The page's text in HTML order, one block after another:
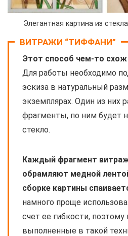
Элегантная картина из
ВИТРАЖИ “ТИФФАНИ”
Этот способ чем-то схож
Для работы необходимо
эскиза в натуральный
экземплярах. Один из них
фрагменты, по ним будет
стекло.
Каждый фрагмент
обрамляют медной
сборке картины
намного проще
счет ее гибкости, поэтому
выполненные в такой